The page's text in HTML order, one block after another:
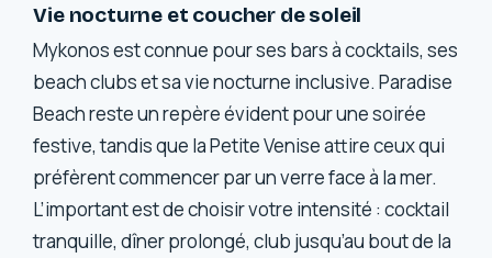
Vie nocturne et coucher de soleil
Mykonos est connue pour ses bars à cocktails, ses
beach clubs et sa vie nocturne inclusive. Paradise
Beach reste un repère évident pour une soirée
festive, tandis que la Petite Venise attire ceux qui
préfèrent commencer par un verre face à la mer.
L’important est de choisir votre intensité : cocktail
tranquille, dîner prolongé, club jusqu’au bout de la